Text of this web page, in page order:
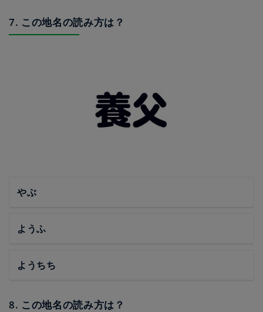
7. この地名の読み方は？
やぶ
ようふ
ようちち
8. この地名の読み方は？